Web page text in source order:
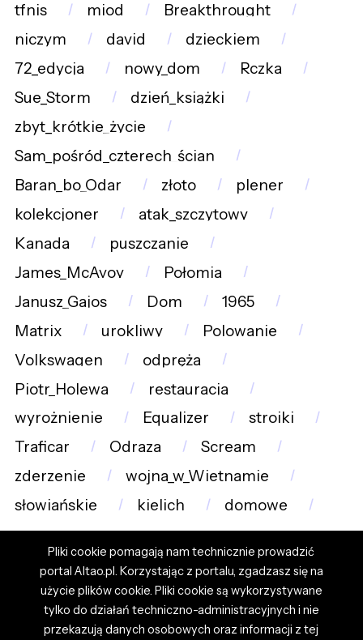
tfnis
miod
Breakthrought
niczym
david
dzieckiem
72_edycja
nowy_dom
Rczka
Sue_Storm
dzień_książki
zbyt_krótkie_życie
Sam_pośród_czterech_ścian
Baran_bo_Odar
złoto
plener
kolekcjoner
atak_szczytowy
Kanada
puszczanie
James_McAvoy
Połomia
Janusz_Gajos
Dom
1965
Matrix
urokliwy
Polowanie
Volkswagen
odpręża
Piotr_Holewa
restauracja
wyrożnienie
Equalizer
stroiki
Traficar
Odraza
Scream
zderzenie
wojna_w_Wietnamie
słowiańskie
kielich domowe
Pliki cookie pomagają nam technicznie prowadzić
portal Altao.pl. Korzystając z portalu, zgadzasz się na
użycie plików cookie. Pliki cookie są wykorzystywane
tylko do działań techniczno-administracyjnych i nie
przekazują danych osobowych oraz informacji z tej